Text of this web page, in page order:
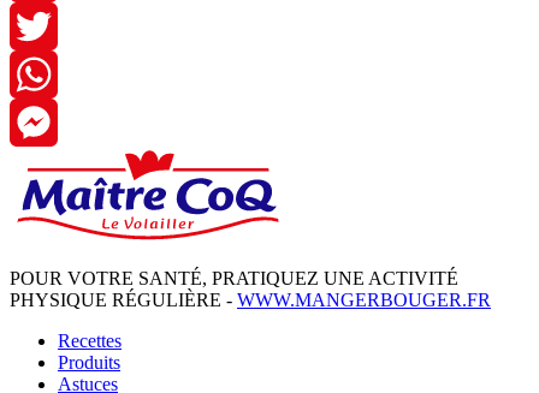
Facebook
Twitter
WhatsApp
Messenger
POUR VOTRE SANTÉ, PRATIQUEZ UNE ACTIVITÉ
PHYSIQUE RÉGULIÈRE - WWW.MANGERBOUGER.FR
Recettes
Produits
Astuces